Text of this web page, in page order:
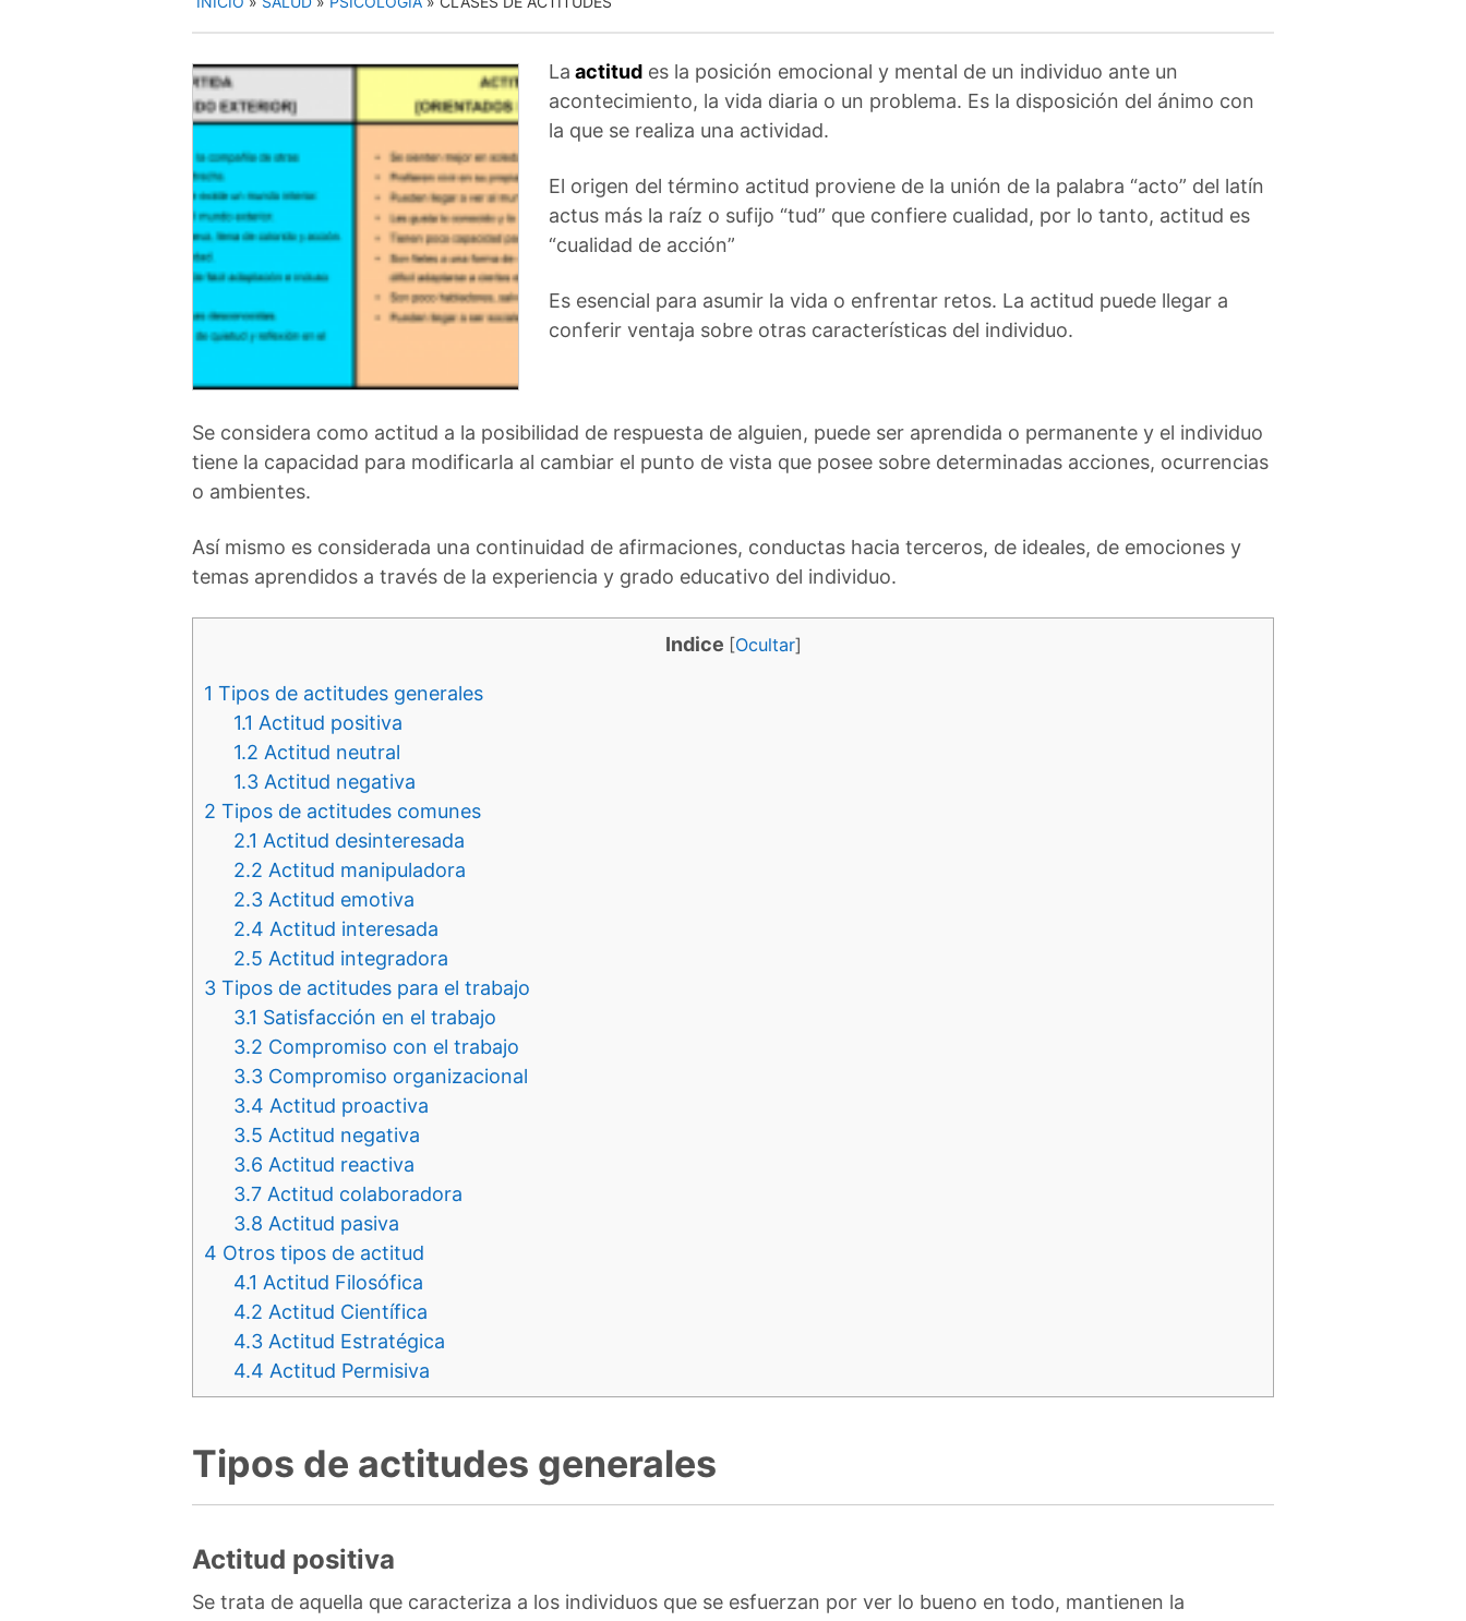
La actitud es la posición emocional y mental de un individuo ante un
acontecimiento, la vida diaria o un problema. Es la disposición del ánimo con
la que se realiza una actividad.
El origen del término actitud proviene de la unión de la palabra “acto” del latín
actus más la raíz o sufijo “tud” que confiere cualidad, por lo tanto, actitud es
“cualidad de acción”
Es esencial para asumir la vida o enfrentar retos. La actitud puede llegar a
conferir ventaja sobre otras características del individuo.
Se considera como actitud a la posibilidad de respuesta de alguien, puede ser aprendida o permanente y el individuo
tiene la capacidad para modificarla al cambiar el punto de vista que posee sobre determinadas acciones, ocurrencias
o ambientes.
Así mismo es considerada una continuidad de afirmaciones, conductas hacia terceros, de ideales, de emociones y
temas aprendidos a través de la experiencia y grado educativo del individuo.
Indice [Ocultar]
1 Tipos de actitudes generales
1.1 Actitud positiva
1.2 Actitud neutral
1.3 Actitud negativa
2 Tipos de actitudes comunes
2.1 Actitud desinteresada
2.2 Actitud manipuladora
2.3 Actitud emotiva
2.4 Actitud interesada
2.5 Actitud integradora
3 Tipos de actitudes para el trabajo
3.1 Satisfacción en el trabajo
3.2 Compromiso con el trabajo
3.3 Compromiso organizacional
3.4 Actitud proactiva
3.5 Actitud negativa
3.6 Actitud reactiva
3.7 Actitud colaboradora
3.8 Actitud pasiva
4 Otros tipos de actitud
4.1 Actitud Filosófica
4.2 Actitud Científica
4.3 Actitud Estratégica
4.4 Actitud Permisiva
Tipos de actitudes generales
Actitud positiva
Se trata de aquella que caracteriza a los individuos que se esfuerzan por ver lo bueno en todo, mantienen la